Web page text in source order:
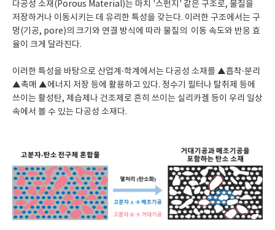
다공성 소재(Porous Material)는 마치 '스펀지' 같은 구조로, 물질을
저장하거나 이동시키는 데 유리한 특성을 갖는다. 이러한 구조에서는 구
멍(기공, pore)의 크기와 연결 방식에 따라 물질의 이동 속도와 반응 효
율이 크게 달라진다.
이러한 특성을 바탕으로 산업계·학계에서는 다공성 소재를 ▲흡착·분리
▲촉매 ▲에너지 저장 등에 활용하고 있다. 정수기 필터나 탈취제 등에
쓰이는 활성탄, 제습제나 건조제로 흔히 쓰이는 실리카겔 등이 우리 일상
속에서 볼 수 있는 다공성 소재다.